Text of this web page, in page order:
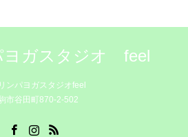
ヨガスタジオ feel
ンパヨガスタジオfeel
市谷田町870-2-502